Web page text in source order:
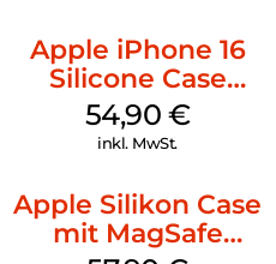
Apple iPhone 16
Silicone Case
MagSafe Lake
Green
54,90 €
inkl. MwSt.
Apple Silikon Case
mit MagSafe